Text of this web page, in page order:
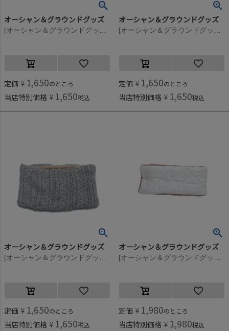
オーシャン＆グラウンドグッズ
定価 ¥ 1,650のところ
当店特別価格 ¥ 1,650税込
オーシャン＆グラウンドグッズ
定価 ¥ 1,650のところ
当店特別価格 ¥ 1,650税込
オーシャン＆グラウンドグッズ
定価 ¥ 1,650のところ
当店特別価格 ¥ 1,650税込
オーシャン＆グラウンドグッズ
定価 ¥ 1,980のところ
当店特別価格 ¥ 1,980税込